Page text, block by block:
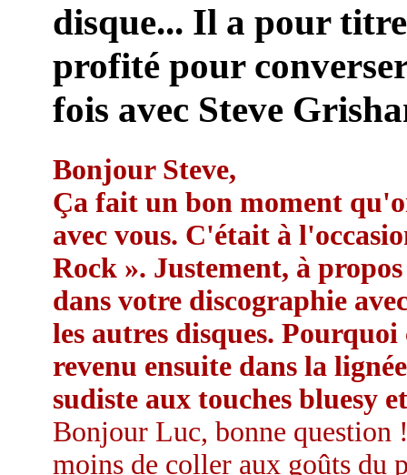
disque... Il a pour
profité pour
fois avec Steve
Bonjour Steve,
Ça fait un bon moment
avec vous. C'était à
Rock ». Justement, à
dans votre discographie
les autres disques.
revenu ensuite dans la
sudiste aux touches bluesy
Bonjour Luc, bonne question
moins de coller aux goûts du